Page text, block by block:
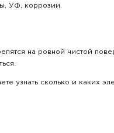
УФ, коррозии.
на ровной чистой
узнать сколько и каких